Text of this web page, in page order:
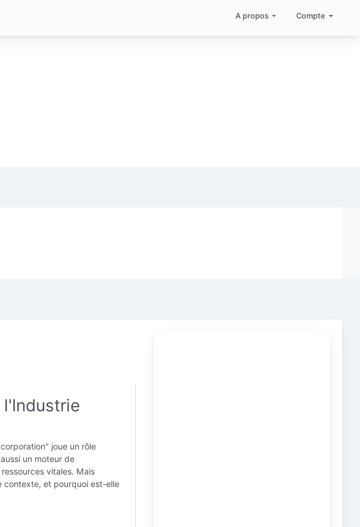
A propos Compte
joue un rôle
un moteur de
vitales. Mais
et pourquoi est-elle